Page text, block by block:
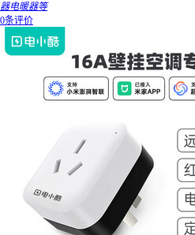
器电暖器等
0条评价